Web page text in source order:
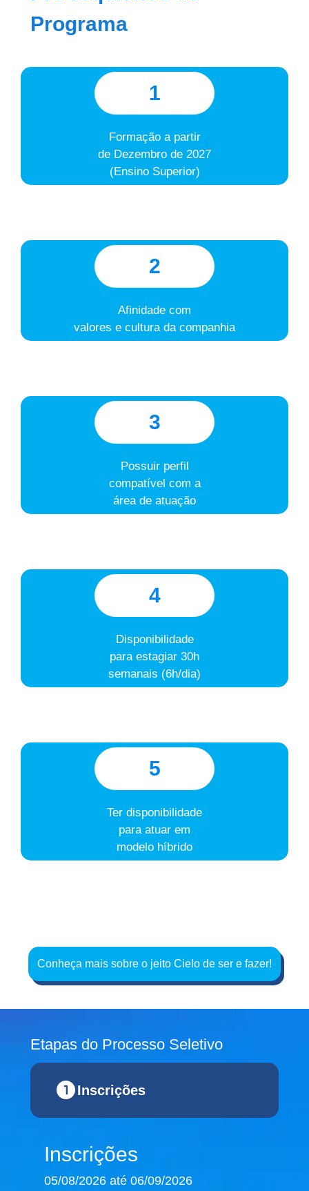
Programa
1
Formação a partir
de Dezembro de 2027
(Ensino Superior)
2
Afinidade com
valores e cultura da companhia
3
Possuir perfil
compatível com a
área de atuação
4
Disponibilidade
para estagiar 30h
semanais (6h/dia)
5
Ter disponibilidade
para atuar em
modelo híbrido
Conheça mais sobre o jeito Cielo de ser e fazer!
Etapas do Processo Seletivo
Inscrições
Inscrições
05/08/2026 até 06/09/2026